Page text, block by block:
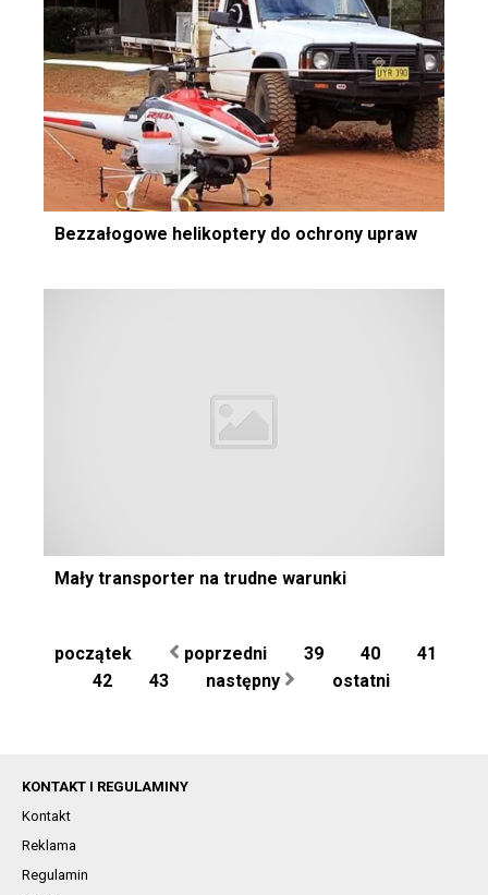
Bezzałogowe helikoptery do ochrony upraw
Mały transporter na trudne warunki
początek poprzedni 39 40
41
42
43 następny ostatni
KONTAKT I REGULAMINY
Kontakt
Reklama
Regulamin